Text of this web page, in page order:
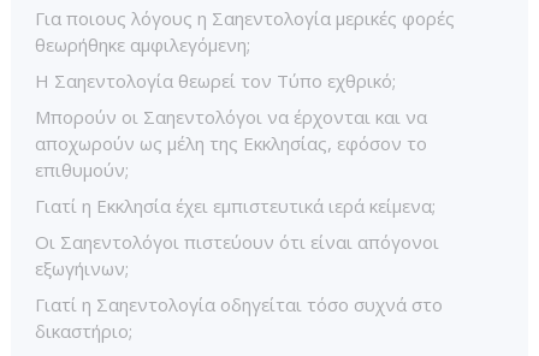
Για ποιους λόγους η Σαηεντολογία μερικές φορές
θεωρήθηκε αμφιλεγόμενη;
Η Σαηεντολογία θεωρεί τον Τύπο εχθρικό;
Μπορούν οι Σαηεντολόγοι να έρχονται και να
αποχωρούν ως μέλη της Εκκλησίας, εφόσον το
επιθυμούν;
Γιατί η Εκκλησία έχει εμπιστευτικά ιερά κείμενα;
Οι Σαηεντολόγοι πιστεύουν ότι είναι απόγονοι
εξωγήινων;
Γιατί η Σαηεντολογία οδηγείται τόσο συχνά στο
δικαστήριο;